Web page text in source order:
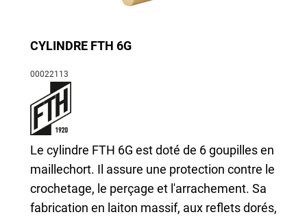
CYLINDRE FTH 6G
00022113
Le cylindre FTH 6G est doté de 6 goupilles en
maillechort. Il assure une protection contre le
crochetage, le perçage et l'arrachement. Sa
fabrication en laiton massif, aux reflets dorés,